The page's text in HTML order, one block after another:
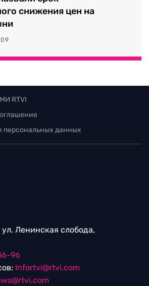
снижения цен на
RTVI
персональных данных
ул. Ленинская слобода,
96
Infortvi@rtvi.com